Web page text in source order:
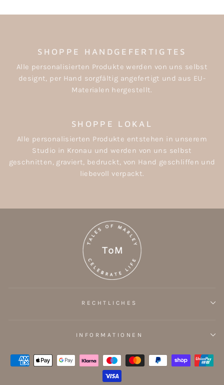
SHOPPE HANDGEFERTIGTES
Alle personalisierten Produkte werden von uns selbst
designt, per Hand sorgfältig angefertigt und aus EU-
Materialen hergestellt.
SHOPPE LOKAL
Alle personalisierten Produkte entstehen in unserem
Studio in Kronau und werden von uns selbst
geschnitten, graviert, bedruckt, von Hand geschliffen und
liebevoll verpackt.
RECHTLICHES
INFORMATIONEN